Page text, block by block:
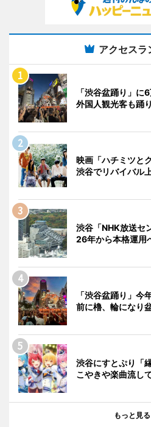
アクセスラ
「渋谷盆踊り」
外国人観光客も踊
映画「ハチミツと
渋谷でリバイバル
渋谷「NHK放送
26年から本格運用
「渋谷盆踊り」
前に櫓、輪になり
渋谷にすとぷり「
こやきや楽曲流し
もっと見る